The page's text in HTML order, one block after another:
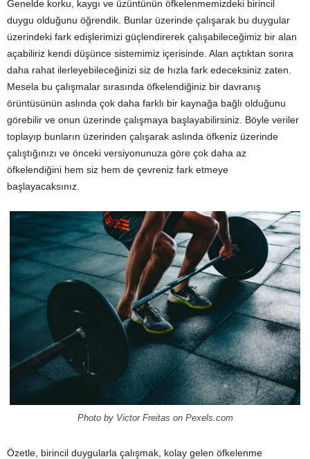
Genelde korku, kaygı ve üzüntünün öfkelenmemizdeki birincil
duygu olduğunu öğrendik. Bunlar üzerinde çalışarak bu duygular
üzerindeki fark edişlerimizi güçlendirerek çalışabileceğimiz bir alan
açabiliriz kendi düşünce sistemimiz içerisinde. Alan açtıktan sonra
daha rahat ilerleyebileceğinizi siz de hızla fark edeceksiniz zaten.
Mesela bu çalışmalar sırasında öfkelendiğiniz bir davranış
örüntüsünün aslında çok daha farklı bir kaynağa bağlı olduğunu
görebilir ve onun üzerinde çalışmaya başlayabilirsiniz. Böyle veriler
toplayıp bunların üzerinden çalışarak aslında öfkeniz üzerinde
çalıştığınızı ve önceki versiyonunuza göre çok daha az
öfkelendiğini hem siz hem de çevreniz fark etmeye
başlayacaksınız.
Photo by Victor Freitas on Pexels.com
Özetle, birincil duygularla çalışmak, kolay gelen öfkelenme